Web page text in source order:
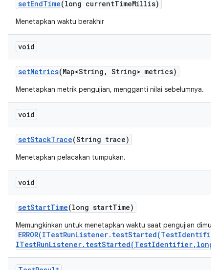
setEndTime(long currentTimeMillis)
Menetapkan waktu berakhir
void
setMetrics(Map<String , String> metrics)
Menetapkan metrik pengujian, mengganti nilai sebelumnya.
void
setStackTrace(String trace)
Menetapkan pelacakan tumpukan.
void
setStartTime(long startTime)
Memungkinkan untuk menetapkan waktu saat pengujian